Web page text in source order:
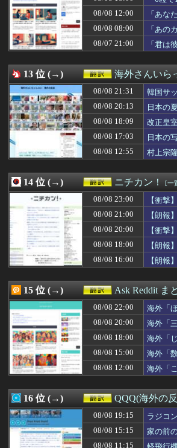
08/08 11:50
【海外の反応】トヨ
08/08 11:46
村上宗隆の第２５号
08/08 11:37
海外「村上宗隆6試合
08/08 11:34
日本で12歳タイ人少
08/08 11:30
韓国人「台風で品不
08/08 11:06
【GAME】「任天堂
08/08 11:05
中国人「サッカーW
08/08 11:00
海外「ウルっときた
08/08 11:00
【朗報】韓国人「こ
08/08 10:46
韓国人「“韓国サッ
08/08 10:45
【海外の反応】外野
08/08 10:41
海外「熊本地震の犠
08/08 10:31
海外「時代の流れ」
08/08 10:30
【MLB】化け物みた
08/08 10:19
外国人「アジア杯で
08/08 09:35
韓国人「日本人審判
08/08 09:31
韓国人「韓国人の間
08/08 09:25
韓国人「過去のW杯
08/08 09:18
韓国人「日本の耐震
08/08 09:11
大地震が起きても手
08/08 09:03
アメリカのエネルギ
08/08 09:00
【世界】ベストオブ
08/08 08:37
海外「全く予想外！
08/08 08:30
「地球の生物量の大
08/08 08:08
原爆の日を迎えた広
08/08 12:00
「あな
08/08 08:00
「あの
08/07 21:00
「君は
13 位 (→) 海外さんい
08/08 21:31
韓国サ
08/08 20:13
日本の
08/08 18:09
改正皇
08/08 17:03
日本の
08/08 12:55
村上宗
14 位 (→) ニチカン！ [一
08/08 23:00
【衝撃
08/08 21:00
【朗報
08/08 20:00
【衝撃
08/08 18:00
【朗報
08/08 16:00
【朗報
15 位 (→) Ask Reddit ま
08/08 22:00
海外「
08/08 20:00
海外「
08/08 18:00
海外「
08/08 15:00
海外「
間…
08/08 12:00 海外「
16 位 (→) QQQ(海外の
08/08 19:15
ラジコ
08/08 15:15
家の前
08/08 11:15